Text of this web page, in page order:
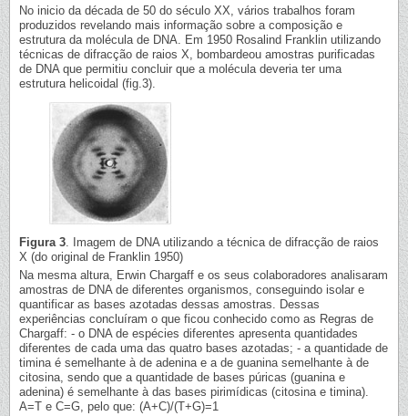
No inicio da década de 50 do século XX, vários trabalhos foram
produzidos revelando mais informação sobre a composição e
estrutura da molécula de DNA. Em 1950 Rosalind Franklin utilizando
técnicas de difracção de raios X, bombardeou amostras purificadas
de DNA que permitiu concluir que a molécula deveria ter uma
estrutura helicoidal (fig.3).
Figura 3 . Imagem de DNA utilizando a técnica de difracção de raios
X (do original de Franklin 1950)
Na mesma altura, Erwin Chargaff e os seus colaboradores analisaram
amostras de DNA de diferentes organismos, conseguindo isolar e
quantificar as bases azotadas dessas amostras. Dessas
experiências concluíram o que ficou conhecido como as Regras de
Chargaff: - o DNA de espécies diferentes apresenta quantidades
diferentes de cada uma das quatro bases azotadas; - a quantidade de
timina é semelhante à de adenina e a de guanina semelhante à de
citosina, sendo que a quantidade de bases púricas (guanina e
adenina) é semelhante à das bases pirimídicas (citosina e timina).
A=T e C=G, pelo que: (A+C)/(T+G)=1